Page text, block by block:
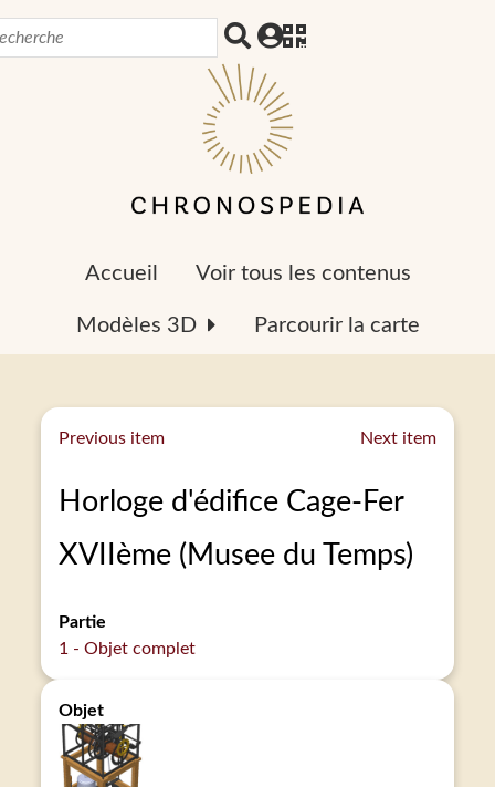
Accueil Voir tous les contenus
Modèles 3D Parcourir la carte
Previous item Next item
Horloge d'édifice Cage-Fer
XVIIème (Musee du Temps)
Partie
1 - Objet complet
Objet